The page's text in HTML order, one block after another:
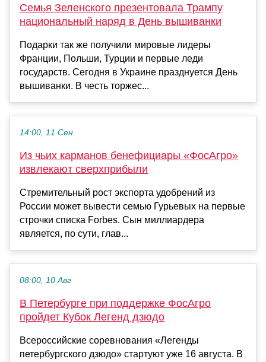
Семья Зеленского презентовала Трампу
национальный наряд в День вышиванки
Подарки так же получили мировые лидеры
Франции, Польши, Турции и первые леди
государств. Сегодня в Украине празднуется День
вышиванки. В честь торжес...
14:00, 11 Сен
Из чьих карманов бенефициары «ФосАгро»
извлекают сверхприбыли
Стремительный рост экспорта удобрений из
России может вывести семью Гурьевых на первые
строчки списка Forbes. Сын миллиардера
является, по сути, глав...
08:00, 10 Авг
В Петербурге при поддержке ФосАгро
пройдет Кубок Легенд дзюдо
Всероссийские соревнования «Легенды
петербургского дзюдо» стартуют уже 16 августа. В